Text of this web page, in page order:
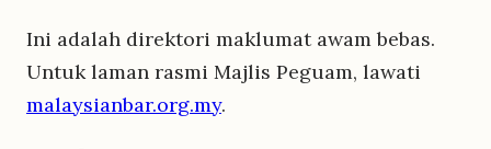
Ini adalah direktori maklumat awam bebas.
Untuk laman rasmi Majlis Peguam, lawati
malaysianbar.org.my.